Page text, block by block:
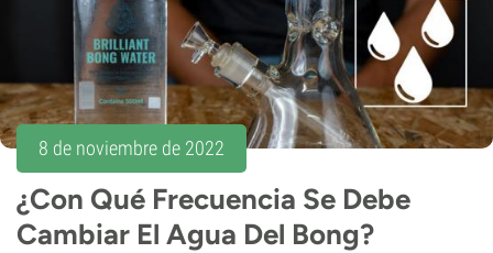
8 de noviembre de 2022
¿Con Qué Frecuencia Se Debe
Cambiar El Agua Del Bong?